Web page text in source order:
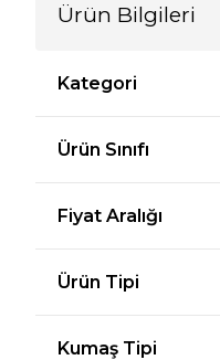
Ürün Bilgileri
Kategori
Ürün Sınıfı
Fiyat Aralığı
Ürün Tipi
Kumaş Tipi